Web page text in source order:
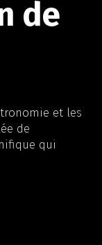
de
et les
de
qui